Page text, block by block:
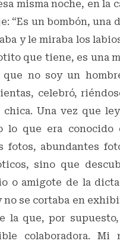
misma noche, en la
“Es un bombón, una
y le miraba los
que tiene, es una
no soy un
celebró,
Una vez que
lo que era conocido
fotos, abundantes
sino que
o amigote de la
se cortaba en
la que, por
colaboradora. Mi